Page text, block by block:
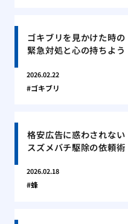
ゴキブリを見かけた時の
緊急対処と心の持ちよう
2026.02.22
ゴキブリ
格安広告に惑わされない
スズメバチ駆除の依頼術
2026.02.18
蜂